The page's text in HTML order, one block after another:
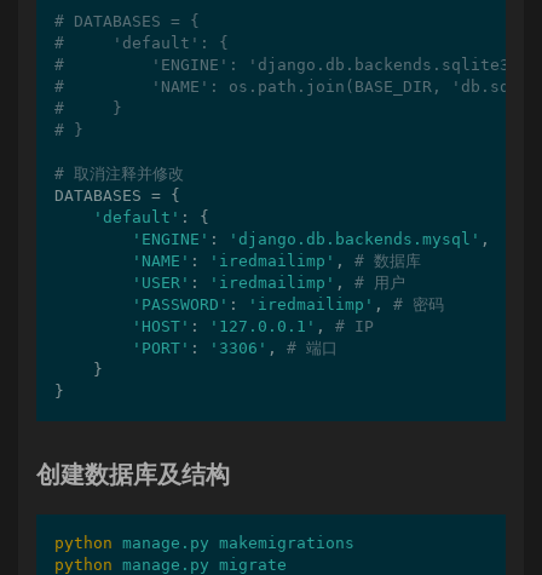
# DATABASES = {
#     'default': {
#         'ENGINE': 'django.db.backends.sqlite3',
#         'NAME': os.path.join(BASE_DIR,
#     }
# }
# 取消注释并修改
DATABASES = {
'default' : {
'ENGINE' : 'django.db.backends.mysql' ,
'NAME' : 'iredmailimp' , # 数据库
'USER' : 'iredmailimp' , # 用户
'PASSWORD' : 'iredmailimp' , # 密码
'HOST' : '127.0.0.1' , # IP
'PORT' : '3306' , # 端口
    }
}
创建数据库及结构
python manage.py makemigrations
python manage.py migrate